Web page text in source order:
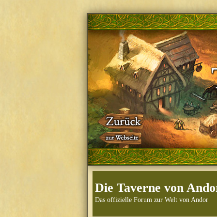
Die Taverne von
Das offizielle Forum zur Welt von Andor